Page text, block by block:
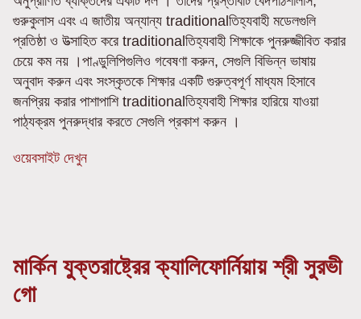
গুরুকুলাস এবং এ জাতীয় অন্যান্য traditionalতিহ্যবাহী মডেলগুলি
প্রতিষ্ঠা ও উত্সাহিত করে traditionalতিহ্যবাহী শিক্ষাকে পুনরুজ্জীবিত করার
চেয়ে কম নয় ।পাণ্ডুলিপিগুলিও গবেষণা করুন, সেগুলি বিভিন্ন ভাষায়
অনুবাদ করুন এবং সংস্কৃতকে শিক্ষার একটি গুরুত্বপূর্ণ মাধ্যম হিসাবে
জনপ্রিয় করার পাশাপাশি traditionalতিহ্যবাহী শিক্ষার হারিয়ে যাওয়া
পাঠ্যক্রম পুনরুদ্ধার করতে সেগুলি প্রকাশ করুন ।
ওয়েবসাইট দেখুন
মার্কিন যুক্তরাষ্ট্রের ক্যালিফোর্নিয়ায় শ্রী সুরভী
গো